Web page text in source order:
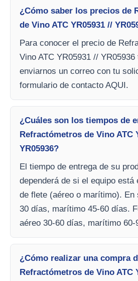
¿Cómo saber los precios de
de Vino ATC YR05931 //
Para conocer el precio de
Vino ATC YR05931 //
enviarnos un correo con tu
formulario de contacto AQUI.
¿Cuáles son los tiempos de
Refractómetros de Vino ATC
YR05936?
El tiempo de entrega de su
dependerá de si el equipo
de flete (aéreo o marítimo). En
30 días, marítimo 45-60 días.
aéreo 30-60 días, marítimo 60-
¿Cómo realizar una compra
Refractómetros de Vino ATC